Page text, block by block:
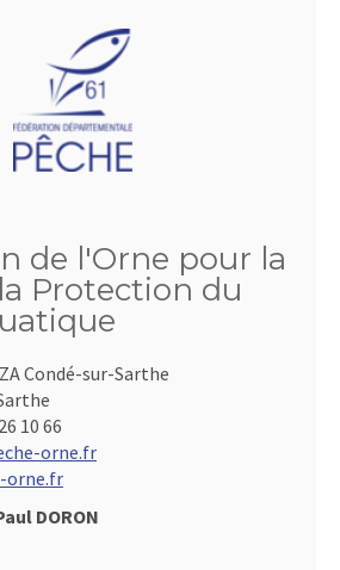
de l'Orne pour la
Protection du
Condé-sur-Sarthe
10 66
orne.fr
orne.fr
DORON